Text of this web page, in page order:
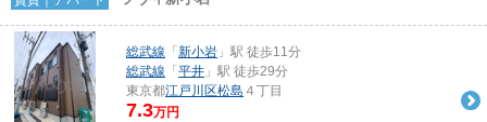
総武線 「 新小岩 」駅 徒歩11分
総武線 「 平井 」駅 徒歩29分
東京都江戸川区松島 ４丁目
7.3万円